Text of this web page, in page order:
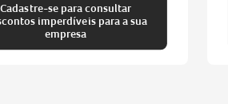
Cadastre-se para consultar
para a sua
empresa